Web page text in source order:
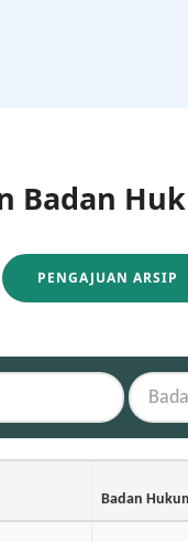
Badan
PENGAJUAN ARSIP
Badan